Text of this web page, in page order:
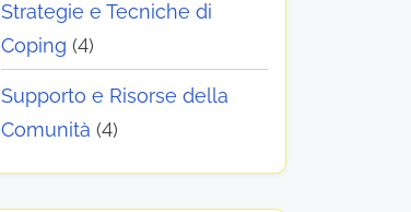
Strategie e Tecniche di
Coping (4)
Supporto e Risorse della
Comunità (4)